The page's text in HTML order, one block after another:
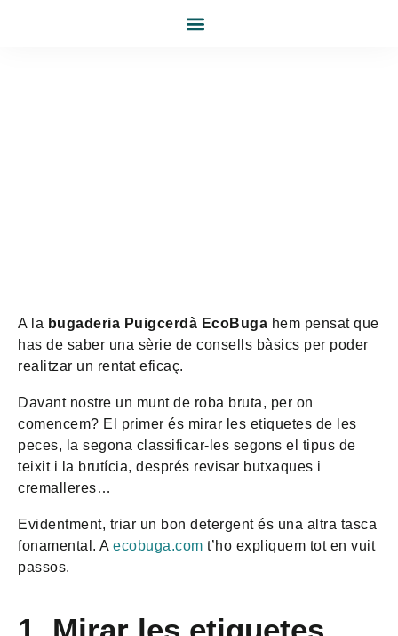
A la bugaderia Puigcerdà EcoBuga hem pensat que
has de saber una sèrie de consells bàsics per poder
realitzar un rentat eficaç.
Davant nostre un munt de roba bruta, per on
comencem? El primer és mirar les etiquetes de les
peces, la segona classificar-les segons el tipus de
teixit i la brutícia, després revisar butxaques i
cremalleres…
Evidentment, triar un bon detergent és una altra tasca
fonamental. A ecobuga.com t’ho expliquem tot en vuit
passos.